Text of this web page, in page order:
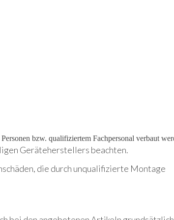
bzw. qualifiziertem Fachpersonal verbaut
Geräteherstellers beachten.
die durch unqualifizierte Montage